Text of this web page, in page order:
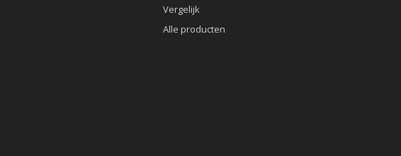
Vergelijk
Alle producten